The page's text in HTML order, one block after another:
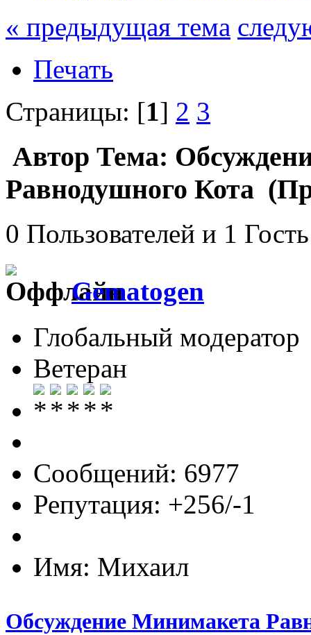
« предыдущая тема
Печать
Страницы: [1] 2 3
Автор Тема:
Равнодушного Кота
0 Пользователей и 1
Gematogen
Глобальный модератор
Ветеран
Сообщений: 6977
Репутация: +256/-1
Имя: Михаил
Обсуждение Минимакета